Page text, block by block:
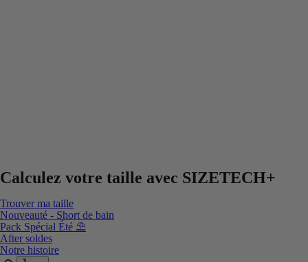
Calculez votre taille avec SIZETECH+
Trouver ma taille
Nouveauté - Short de bain
Pack Spécial Été ⛱️
After soldes
Notre histoire